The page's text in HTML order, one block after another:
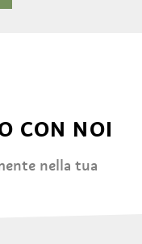
CON NOI
nella tua